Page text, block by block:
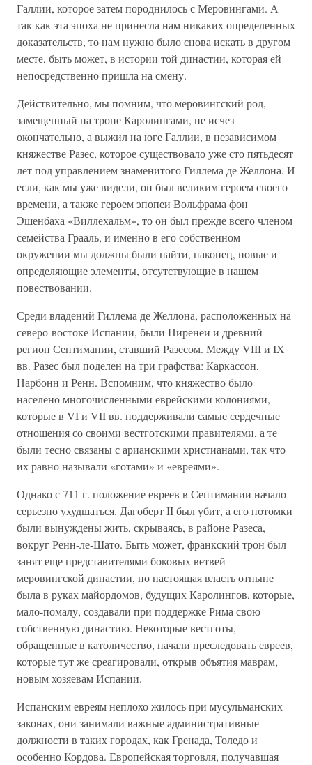
Галлии, которое затем породнилось с Меровингами. А
так как эта эпоха не принесла нам никаких определенных
доказательств, то нам нужно было снова искать в другом
месте, быть может, в истории той династии, которая ей
непосредственно пришла на смену.
Действительно, мы помним, что меровингский род,
замещенный на троне Каролингами, не исчез
окончательно, а выжил на юге Галлии, в независимом
княжестве Разес, которое существовало уже сто пятьдесят
лет под управлением знаменитого Гиллема де Желлона. И
если, как мы уже видели, он был великим героем своего
времени, а также героем эпопеи Вольфрама фон
Эшенбаха «Виллехальм», то он был прежде всего членом
семейства Грааль, и именно в его собственном
окружении мы должны были найти, наконец, новые и
определяющие элементы, отсутствующие в нашем
повествовании.
Среди владений Гиллема де Желлона, расположенных на
северо-востоке Испании, были Пиренеи и древний
регион Септимании, ставший Разесом. Между VIII и IX
вв. Разес был поделен на три графства: Каркассон,
Нарбонн и Ренн. Вспомним, что княжество было
населено многочисленными еврейскими колониями,
которые в VI и VII вв. поддерживали самые сердечные
отношения со своими вестготскими правителями, а те
были тесно связаны с арианскими христианами, так что
их равно называли «готами» и «евреями».
Однако с 711 г. положение евреев в Септимании начало
серьезно ухудшаться. Дагоберт II был убит, а его потомки
были вынуждены жить, скрываясь, в районе Разеса,
вокруг Ренн-ле-Шато. Быть может, франкский трон был
занят еще представителями боковых ветвей
меровингской династии, но настоящая власть отныне
была в руках майордомов, будущих Каролингов, которые,
мало-помалу, создавали при поддержке Рима свою
собственную династию. Некоторые вестготы,
обращенные в католичество, начали преследовать евреев,
которые тут же среагировали, открыв объятия маврам,
новым хозяевам Испании.
Испанским евреям неплохо жилось при мусульманских
законах, они занимали важные административные
должности в таких городах, как Гренада, Толедо и
особенно Кордова. Европейская торговля, получавшая